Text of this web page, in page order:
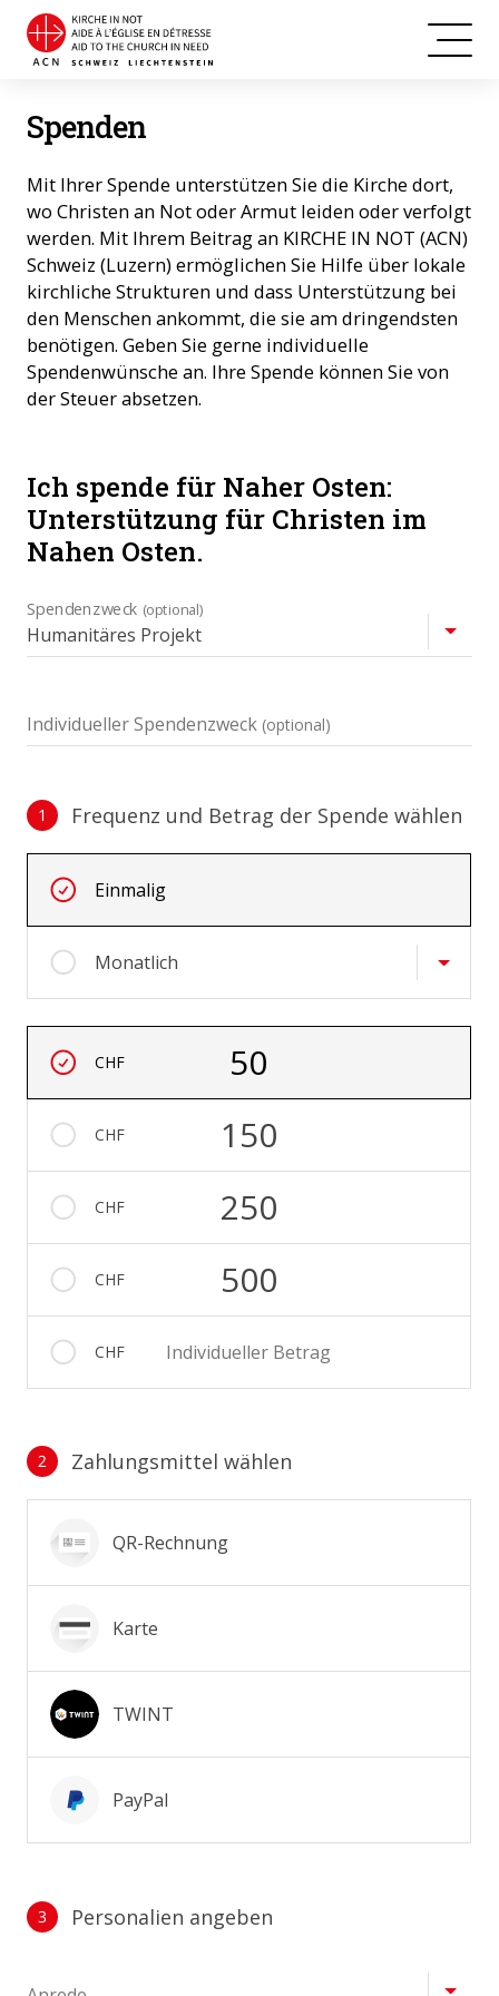
Spenden
Mit Ihrer Spende unterstützen Sie die Kirche dort,
wo Christen an Not oder Armut leiden oder verfolgt
werden. Mit Ihrem Beitrag an KIRCHE IN NOT (ACN)
Schweiz (Luzern) ermöglichen Sie Hilfe über lokale
kirchliche Strukturen und dass Unterstützung bei
den Menschen ankommt, die sie am dringendsten
benötigen. Geben Sie gerne individuelle
Spendenwünsche an. Ihre Spende können Sie von
der Steuer absetzen.
Ich spende für Naher Osten:
Unterstützung für Christen im
Nahen Osten.
Spendenzweck (optional)
Individueller Spendenzweck (optional)
1 Frequenz und Betrag der Spende wählen
Einmalig
Monatlich
CHF 50
CHF 150
CHF 250
CHF 500
CHF Individueller Betrag
2 Zahlungsmittel wählen
QR-Rechnung
Karte
TWINT
PayPal
3 Personalien angeben